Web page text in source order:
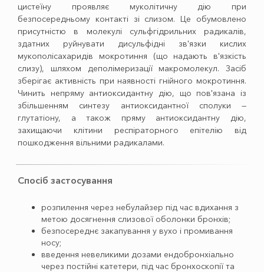
цистеїну проявляє муколітичну дію при
безпосередньому контакті зі слизом. Це обумовлено
присутністю в молекулі сульфгідрильних радикалів,
здатних руйнувати дисульфідні зв'язки кислих
мукополісахаридів мокротиння (що надають в'язкість
слизу), шляхом деполімеризації макромолекул. Засіб
зберігає активність при наявності гнійного мокротиння.
Чинить непряму антиоксидантну дію, що пов'язана із
збільшенням синтезу антиоксидантної сполуки —
глутатіону, а також пряму антиоксидантну дію,
захищаючи клітини респіраторного епітелію від
пошкодження вільними радикалами.
Спосіб застосування
розпилення через небулайзер під час вдихання з
метою досягнення слизової оболонки бронхів;
безпосереднє закапування у вухо і промивання
носу;
введення невеликими дозами ендобронхіально
через постійні катетери, під час бронхоскопії та